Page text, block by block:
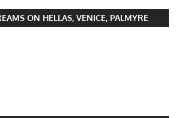
ON HELLAS, VENICE, PALMYRE